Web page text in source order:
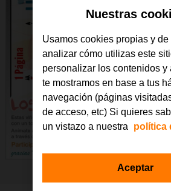
Nuestras
Usamos cookies propias y de
analizar cómo utilizas este
personalizar los contenidos y
te mostramos en base a tus
navegación (páginas
de acceso, etc) Si quieres
un vistazo a nuestra
política
Aceptar